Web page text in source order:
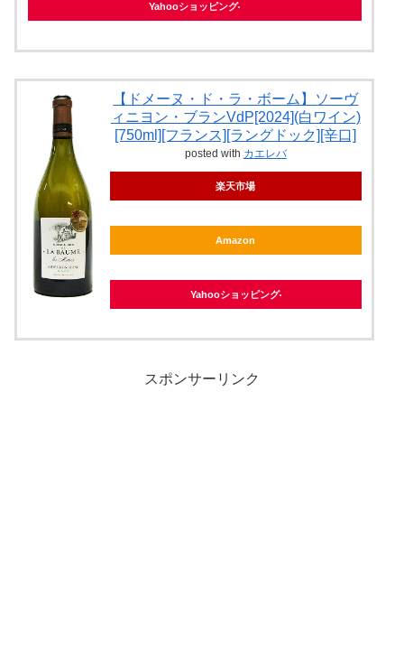
Yahooショッピング
【ドメーヌ・ド・ラ・ボーム】ソーヴ
ィニヨン・ブランVdP[2024](白ワイン)
[750ml][フランス][ラングドック][辛口]
posted with カエレバ
楽天市場
Amazon
Yahooショッピング
スポンサーリンク